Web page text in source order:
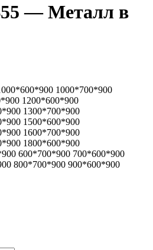
— Металл в
1000*700*900
1200*600*900
1300*700*900
1500*600*900
1600*700*900
1800*600*900
600*700*900 700*600*900
800*700*900 900*600*900